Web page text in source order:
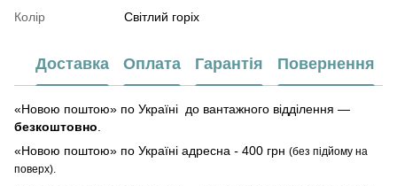
Колір Світлий горіх
Доставка Оплата Гарантія Повернення
«Новою поштою» по Україні до вантажного відділення —
безкоштовно
«Новою поштою» по Україні адресна - 400 грн (без підйому на
поверх).